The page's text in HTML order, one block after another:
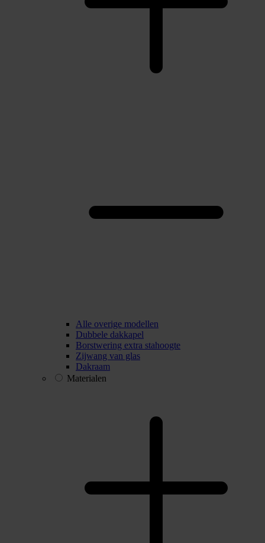
Alle overige modellen
Dubbele dakkapel
Borstwering extra stahoogte
Zijwang van glas
Dakraam
Materialen